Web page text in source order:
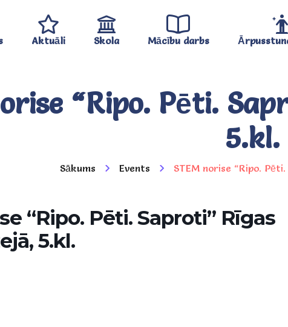
Aktuāli Skola Mācību darbs
“Ripo. Pēti.
5.kl.
Sākums Events STEM norise “Ripo.
“Ripo. Pēti. Saproti” Rīgas
5.kl.